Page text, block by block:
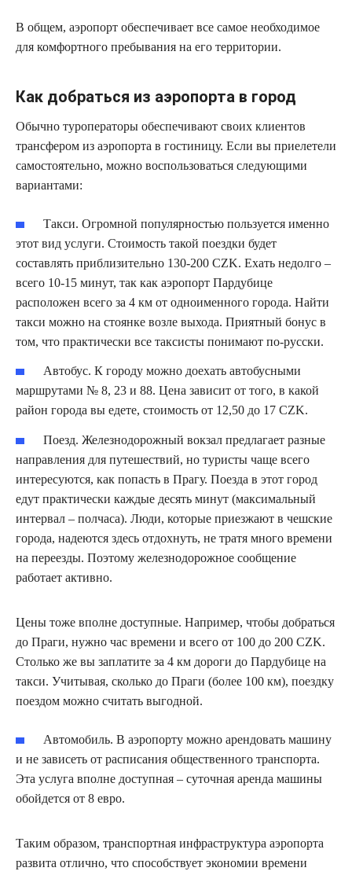
В общем, аэропорт обеспечивает все самое необходимое
для комфортного пребывания на его территории.
Как добраться из аэропорта в город
Обычно туроператоры обеспечивают своих клиентов
трансфером из аэропорта в гостиницу. Если вы приелетели
самостоятельно, можно воспользоваться следующими
вариантами:
Такси. Огромной популярностью пользуется именно
этот вид услуги. Стоимость такой поездки будет
составлять приблизительно 130-200 CZK. Ехать недолго –
всего 10-15 минут, так как аэропорт Пардубице
расположен всего за 4 км от одноименного города. Найти
такси можно на стоянке возле выхода. Приятный бонус в
том, что практически все таксисты понимают по-русски.
Автобус. К городу можно доехать автобусными
маршрутами № 8, 23 и 88. Цена зависит от того, в какой
район города вы едете, стоимость от 12,50 до 17 CZK.
Поезд. Железнодорожный вокзал предлагает разные
направления для путешествий, но туристы чаще всего
интересуются, как попасть в Прагу. Поезда в этот город
едут практически каждые десять минут (максимальный
интервал – полчаса). Люди, которые приезжают в чешские
города, надеются здесь отдохнуть, не тратя много времени
на переезды. Поэтому железнодорожное сообщение
работает активно.
Цены тоже вполне доступные. Например, чтобы добраться
до Праги, нужно час времени и всего от 100 до 200 CZK.
Столько же вы заплатите за 4 км дороги до Пардубице на
такси. Учитывая, сколько до Праги (более 100 км), поездку
поездом можно считать выгодной.
Автомобиль. В аэропорту можно арендовать машину
и не зависеть от расписания общественного транспорта.
Эта услуга вполне доступная – суточная аренда машины
обойдется от 8 евро.
Таким образом, транспортная инфраструктура аэропорта
развита отлично, что способствует экономии времени